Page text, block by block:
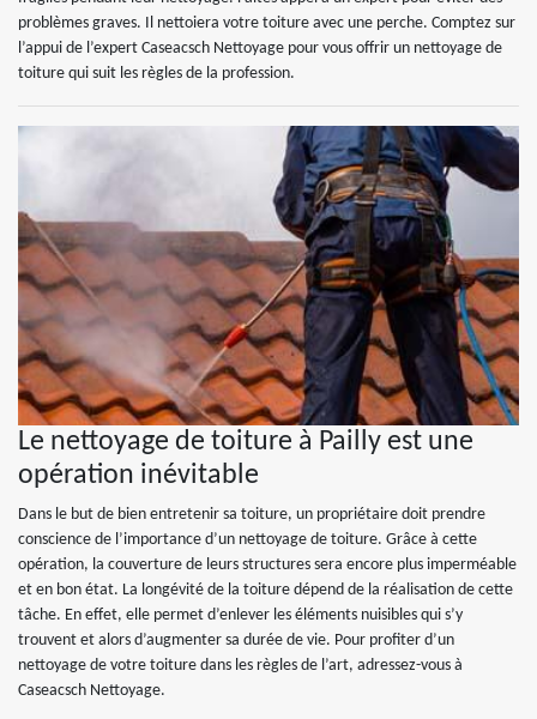
problèmes graves. Il nettoiera votre toiture avec une perche. Comptez sur
l’appui de l’expert Caseacsch Nettoyage pour vous offrir un nettoyage de
toiture qui suit les règles de la profession.
Le nettoyage de toiture à Pailly est une
opération inévitable
Dans le but de bien entretenir sa toiture, un propriétaire doit prendre
conscience de l’importance d’un nettoyage de toiture. Grâce à cette
opération, la couverture de leurs structures sera encore plus imperméable
et en bon état. La longévité de la toiture dépend de la réalisation de cette
tâche. En effet, elle permet d’enlever les éléments nuisibles qui s’y
trouvent et alors d’augmenter sa durée de vie. Pour profiter d’un
nettoyage de votre toiture dans les règles de l’art, adressez-vous à
Caseacsch Nettoyage.